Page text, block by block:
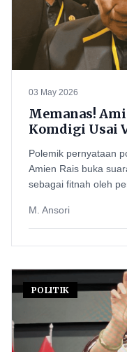
03 May 2026
Memanas!
Komdigi Usai
Polemik pernyataan
Amien Rais buka
sebagai fitnah oleh
M. Ansori
POLITIK